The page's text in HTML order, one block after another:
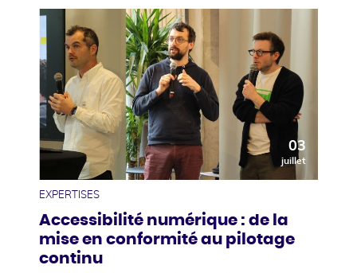
03
juillet
EXPERTISES
Accessibilité numérique : de la
mise en conformité au pilotage
continu